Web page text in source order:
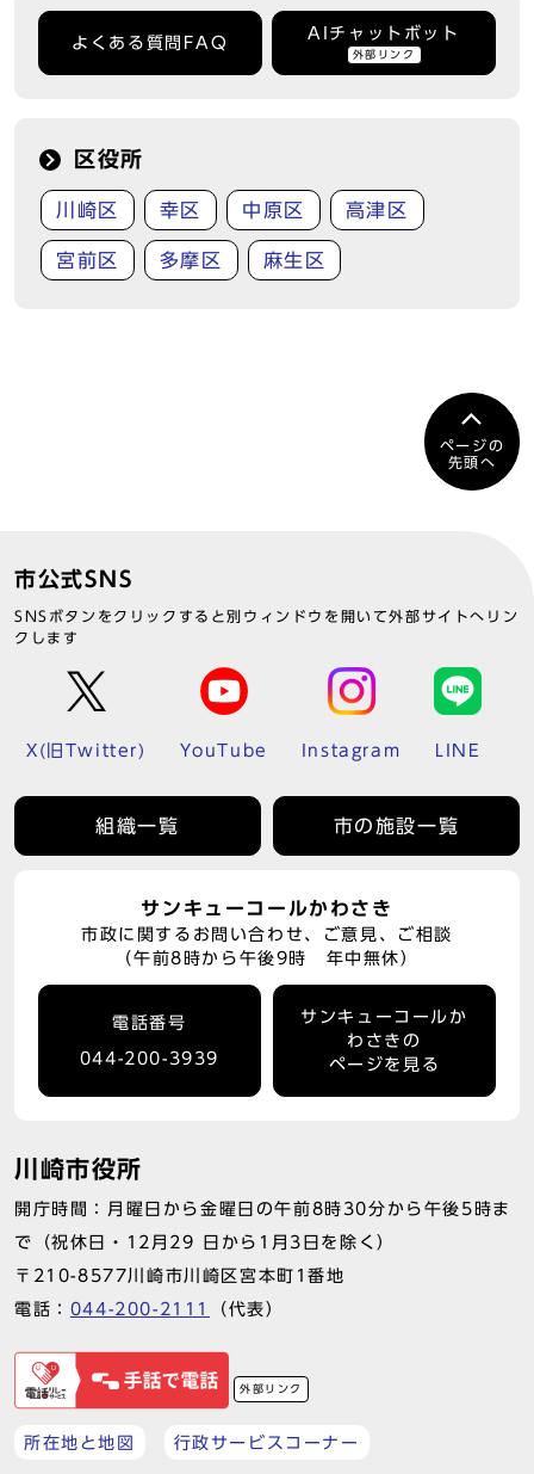
よくある質問FAQ
AIチャットボット
外部リンク
区役所
川崎区 幸区 中原区 高津区
宮前区 多摩区 麻生区
ページの
先頭へ
市公式SNS
SNSボタンをクリックすると別ウィンドウを開いて外部サイトへリン
クします
X(旧Twitter) YouTube Instagram LINE
組織一覧 市の施設一覧
サンキューコールかわさき
市政に関するお問い合わせ、ご意見、ご相談
（午前8時から午後9時 年中無休）
電話番号
044-200-3939
サンキューコールか
わさきの
ページを見る
川崎市役所
開庁時間：月曜日から金曜日の午前8時30分から午後5時ま
で（祝休日・12月29 日から1月3日を除く）
〒210-8577川崎市川崎区宮本町1番地
電話： 044-200-2111 （代表）
外部リンク
所在地と地図 行政サービスコーナー